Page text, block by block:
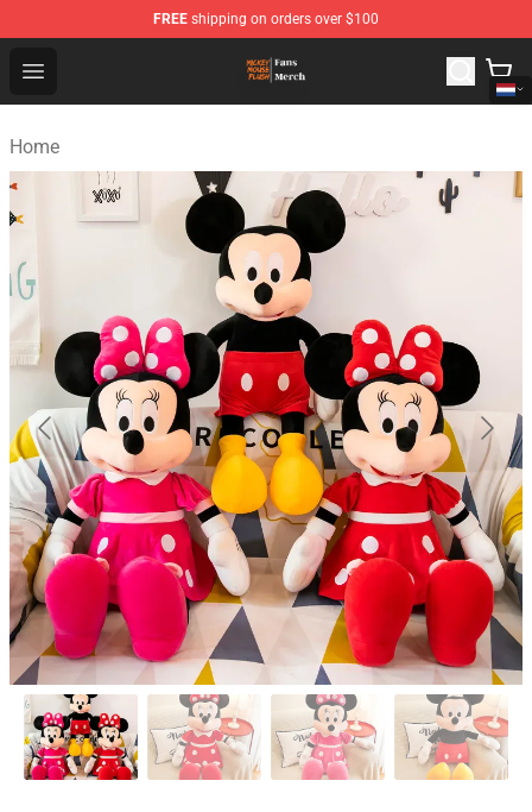
FREE shipping on orders over $100
Open menu
Mickey Mouse Plush Shop - The Best Store of Mickey
Home